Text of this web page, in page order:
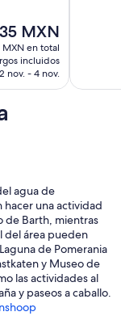
MXN
MXN en total
incluidos
2 nov. - 4 nov.
plot,
agua de
una actividad
de Barth, mientras
del área pueden
de Pomerania
y Museo de
las actividades al
y paseos a caballo.